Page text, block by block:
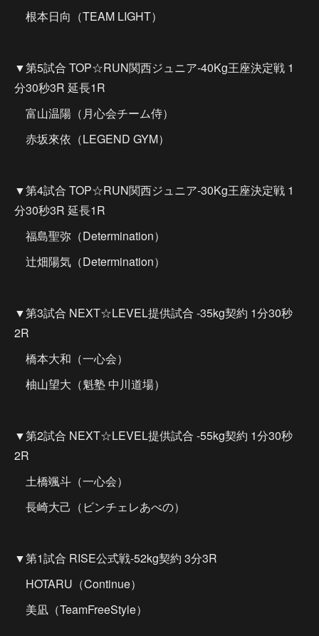
根本日向（TEAM LIGHT）
▼第5試合 TOP☆RUN関西ジュニア-40Kg王座決定戦 1
分30秒3R 延長1R
富山温陽（月心会チーム侍）
赤坂來依（LEGEND GYM）
▼第4試合 TOP☆RUN関西ジュニア-30Kg王座決定戦 1
分30秒3R 延長1R
福島聖弥（Determination）
辻畑陽気（Determination）
▼第3試合 NEXT☆LEVEL提供試合 -35kg契約 1分30秒
2R
橋本大和（一心会）
柚山望大（魁塾 中川道場）
▼第2試合 NEXT☆LEVEL提供試合 -55kg契約 1分30秒
2R
土橋颯斗（一心会）
長崎大己（ビンチェレあべの）
▼第1試合 RISE公式戦-52kg契約 3分3R
HOTARU（Continue）
美凪（TeamFreeStyle）